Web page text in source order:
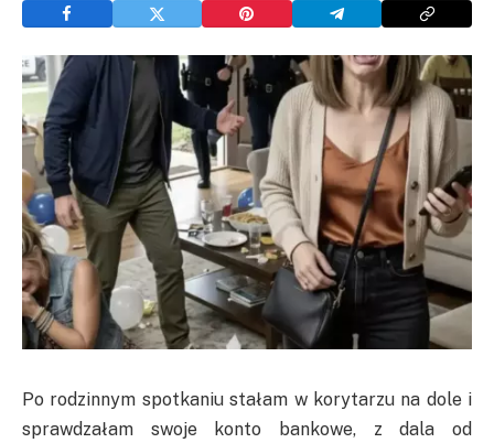
Po rodzinnym spotkaniu stałam w korytarzu na dole i
sprawdzałam swoje konto bankowe, z dala od